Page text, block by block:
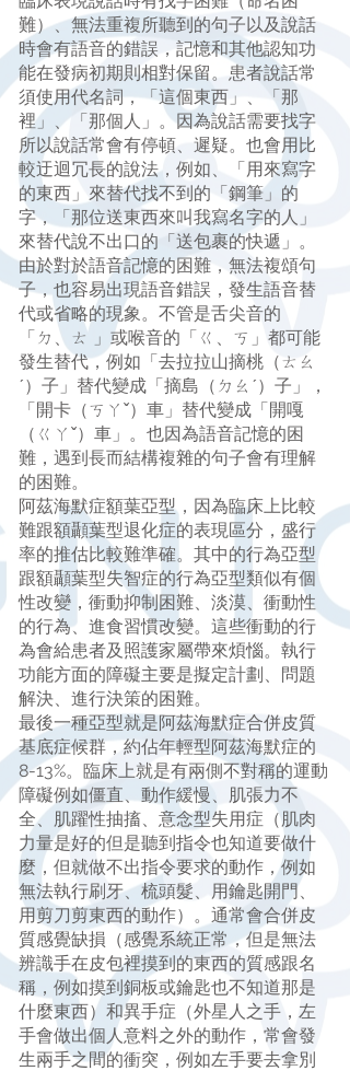
難）、無法重複所聽到的句子以及說話
時會有語音的錯誤，記憶和其他認知功
能在發病初期則相對保留。患者說話常
須使用代名詞，「這個東西」、「那
裡」、「那個人」。因為說話需要找字
所以說話常會有停頓、遲疑。也會用比
較迂迴冗長的說法，例如、「用來寫字
的東西」來替代找不到的「鋼筆」的
字，「那位送東西來叫我寫名字的人」
來替代說不出口的「送包裹的快遞」。
由於對於語音記憶的困難，無法複頌句
子，也容易出現語音錯誤，發生語音替
代或省略的現象。不管是舌尖音的
「ㄉ、ㄊ 」或喉音的「ㄍ、ㄎ」都可能
發生替代，例如「去拉拉山摘桃（ㄊㄠ
ˊ）子」替代變成「摘島（ㄉㄠˊ）子」，
「開卡（ㄎㄚˇ）車」替代變成「開嘎
（ㄍㄚˇ）車」。也因為語音記憶的困
難，遇到長而結構複雜的句子會有理解
的困難。
阿茲海默症額葉亞型，因為臨床上比較
難跟額顳葉型退化症的表現區分，盛行
率的推估比較難準確。其中的行為亞型
跟額顳葉型失智症的行為亞型類似有個
性改變，衝動抑制困難、淡漠、衝動性
的行為、進食習慣改變。這些衝動的行
為會給患者及照護家屬帶來煩惱。執行
功能方面的障礙主要是擬定計劃、問題
解決、進行決策的困難。
最後一種亞型就是阿茲海默症合併皮質
基底症候群，約佔年輕型阿茲海默症的
8-13%。臨床上就是有兩側不對稱的運動
障礙例如僵直、動作緩慢、肌張力不
全、肌躍性抽搐、意念型失用症（肌肉
力量是好的但是聽到指令也知道要做什
麼，但就做不出指令要求的動作，例如
無法執行刷牙、梳頭髮、用鑰匙開門、
用剪刀剪東西的動作）。通常會合併皮
質感覺缺損（感覺系統正常，但是無法
辨識手在皮包裡摸到的東西的質感跟名
稱，例如摸到銅板或鑰匙也不知道那是
什麼東西）和異手症（外星人之手，左
手會做出個人意料之外的動作，常會發
生兩手之間的衝突，例如左手要去拿別